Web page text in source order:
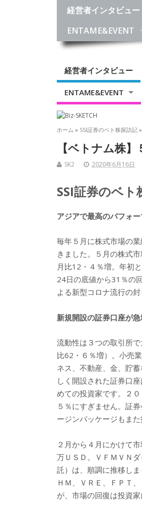
経営者インタビュー
ENTAME&EVENT
経営者インタビュー
ENTAME&EVENT
ホーム » SSI証券のベト株探訪記 »
【ベトナム株
SK2 2020年6月16日
SSI証券のベ
アジアで最高のパフォ
毎年５月に株式市場の
きました。５月の株式
月比12・４％増。年初
24日の底値から31％の
よる新型コロナ流行の
新規開設の証券口座が
流動性は３つの取引所
比62・６％増）。小売
ネス、不動産、金、貯
しく開設された証券口
めての投資家です。２
５％にすぎません。証
ージンパッケージもま
２月から４月にかけて
万ＵＳＤ。ＶＦＭＶＮ
託）は、順調に推移し
ＨＭ、ＶＲＥ、ＦＰＴ
が、市場の回復は投資